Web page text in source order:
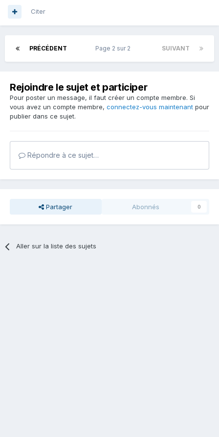
Citer
PRÉCÉDENT SUIVANT
Page 2 sur 2
Rejoindre le sujet et participer
Pour poster un message, il faut créer un compte membre. Si
vous avez un compte membre, connectez-vous maintenant pour
publier dans ce sujet.
Répondre à ce sujet…
Partager Abonnés 0
Aller sur la liste des sujets